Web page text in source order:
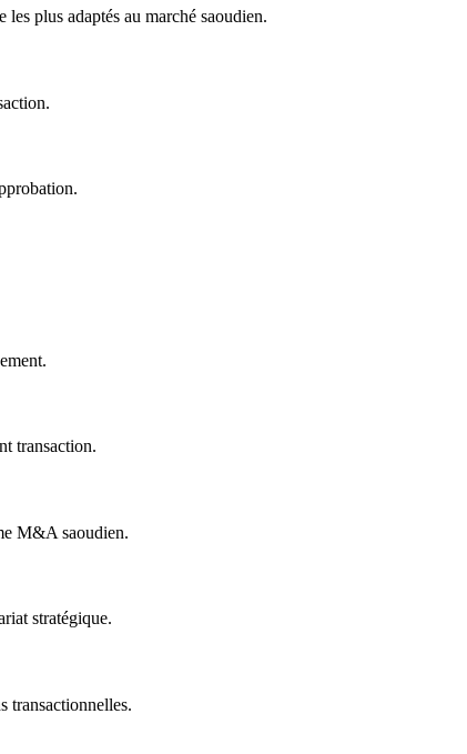
plus adaptés au marché saoudien.
transaction.
M&A saoudien.
stratégique.
transactionnelles.